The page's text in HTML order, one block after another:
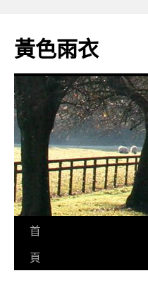
主
要
黃色雨衣
首
頁